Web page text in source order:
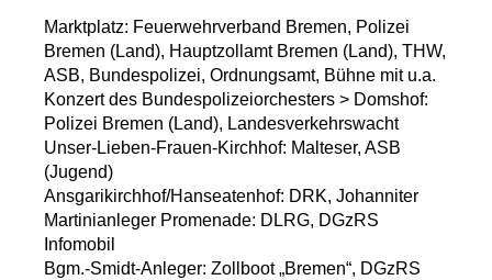
Marktplatz: Feuerwehrverband Bremen, Polizei
Bremen (Land), Hauptzollamt Bremen (Land), THW,
ASB, Bundespolizei, Ordnungsamt, Bühne mit u.a.
Konzert des Bundespolizeiorchesters > Domshof:
Polizei Bremen (Land), Landesverkehrswacht
Unser-Lieben-Frauen-Kirchhof: Malteser, ASB
(Jugend)
Ansgarikirchhof/Hanseatenhof: DRK, Johanniter
Martinianleger Promenade: DLRG, DGzRS
Infomobil
Bgm.-Smidt-Anleger: Zollboot „Bremen“, DGzRS